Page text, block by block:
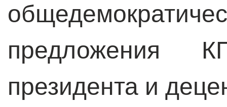
предложения
президента и